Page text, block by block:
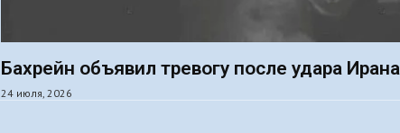
Бахрейн объявил тревогу после удара Ирана
24 июля, 2026